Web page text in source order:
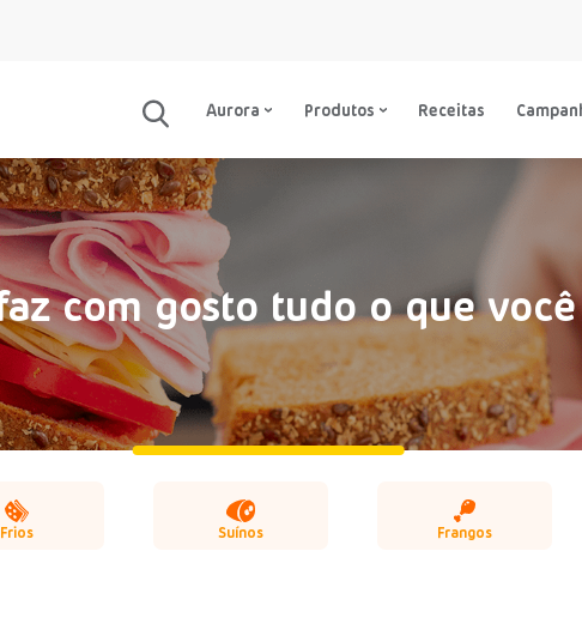
Aurora Produtos Receitas
com gosto tudo o que
Frios Suínos Frangos